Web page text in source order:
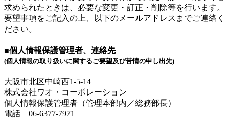
求められたときは、必要な変更・訂正・削除等を行います。
要望事項をご記入の上、以下のメールアドレスまでご連絡く
ださい。
■個人情報保護管理者、連絡先
(個人情報の取り扱いに関するご要望及び苦情の申し出先)
大阪市北区中崎西1-5-14
株式会社ワオ・コーポレーション
個人情報保護管理者（管理本部内／総務部長）
電話 06-6377-7971